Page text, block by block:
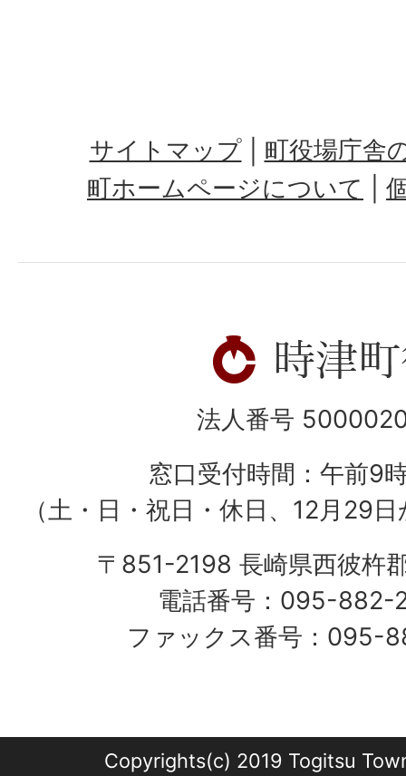
サイトマップ
町役場庁舎
町ホームページについて
法人番号
窓口受付時間：午前9
（土・日・祝日・休日、12月29
〒851-2198 長崎県西彼杵
電話番号：095-
ファックス番号：095-
Copyrights(c) 2019 Togitsu